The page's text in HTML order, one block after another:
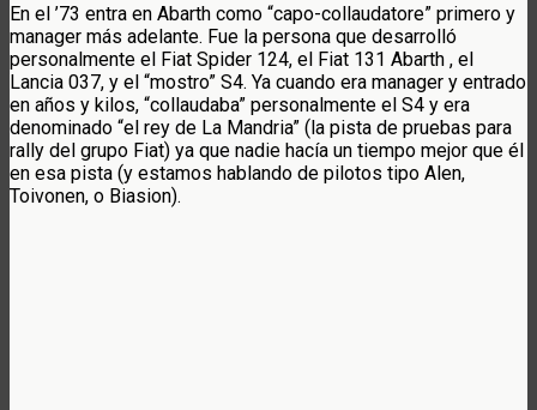
En el ’73 entra en Abarth como “capo-collaudatore” primero y
manager más adelante. Fue la persona que desarrolló
personalmente el Fiat Spider 124, el Fiat 131 Abarth , el
Lancia 037, y el “mostro” S4. Ya cuando era manager y entrado
en años y kilos, “collaudaba” personalmente el S4 y era
denominado “el rey de La Mandria” (la pista de pruebas para
rally del grupo Fiat) ya que nadie hacía un tiempo mejor que él
en esa pista (y estamos hablando de pilotos tipo Alen,
Toivonen, o Biasion).